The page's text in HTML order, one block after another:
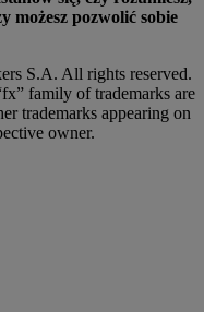
możesz pozwolić sobie
S.A. All rights reserved.
family of trademarks are
trademarks appearing on
owner.